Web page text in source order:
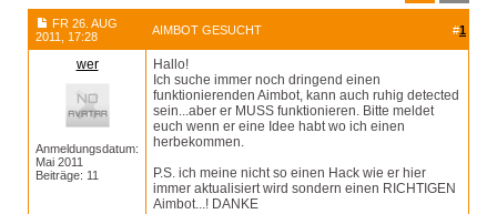
FR 26. AUG
2011, 17:28
AIMBOT GESUCHT #1
wer
Anmeldungsdatum:
Mai 2011
Beiträge: 11
Hallo!
Ich suche immer noch dringend einen
funktionierenden Aimbot, kann auch ruhig detected
sein...aber er MUSS funktionieren. Bitte meldet
euch wenn er eine Idee habt wo ich einen
herbekommen.
P.S. ich meine nicht so einen Hack wie er hier
immer aktualisiert wird sondern einen RICHTIGEN
Aimbot...! DANKE